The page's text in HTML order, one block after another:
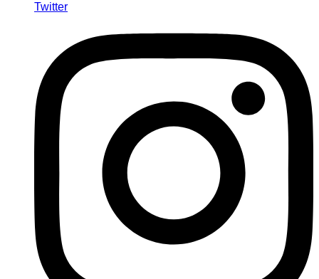
Twitter